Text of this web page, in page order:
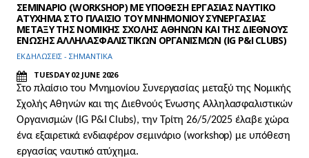
ΣΕΜΙΝΑΡΙΟ (WORKSHOP) ΜΕ ΥΠΟΘΕΣΗ ΕΡΓΑΣΙΑΣ ΝΑΥΤΙΚΟ
ΑΤΥΧΗΜΑ ΣΤΟ ΠΛΑΙΣΙΟ ΤΟΥ ΜΝΗΜΟΝΙΟΥ ΣΥΝΕΡΓΑΣΙΑΣ
ΜΕΤΑΞΥ ΤΗΣ ΝΟΜΙΚΗΣ ΣΧΟΛΗΣ ΑΘΗΝΩΝ ΚΑΙ ΤΗΣ ΔΙΕΘΝΟΥΣ
ΕΝΩΣΗΣ ΑΛΛΗΛΑΣΦΑΛΙΣΤΙΚΩΝ ΟΡΓΑΝΙΣΜΩΝ (IG P&I CLUBS)
ΕΚΔΗΛΩΣΕΙΣ - ΣΗΜΑΝΤΙΚΑ
TUESDAY 02 JUNE 2026
Στο πλαίσιο του Μνημονίου Συνεργασίας μεταξύ της Νομικής
Σχολής Αθηνών και της Διεθνούς Ένωσης Αλληλασφαλιστικών
Οργανισμών (IG P&I Clubs), την Τρίτη 26/5/2025 έλαβε χώρα
ένα εξαιρετικά ενδιαφέρον σεμινάριο (workshop) με υπόθεση
εργασίας ναυτικό ατύχημα.